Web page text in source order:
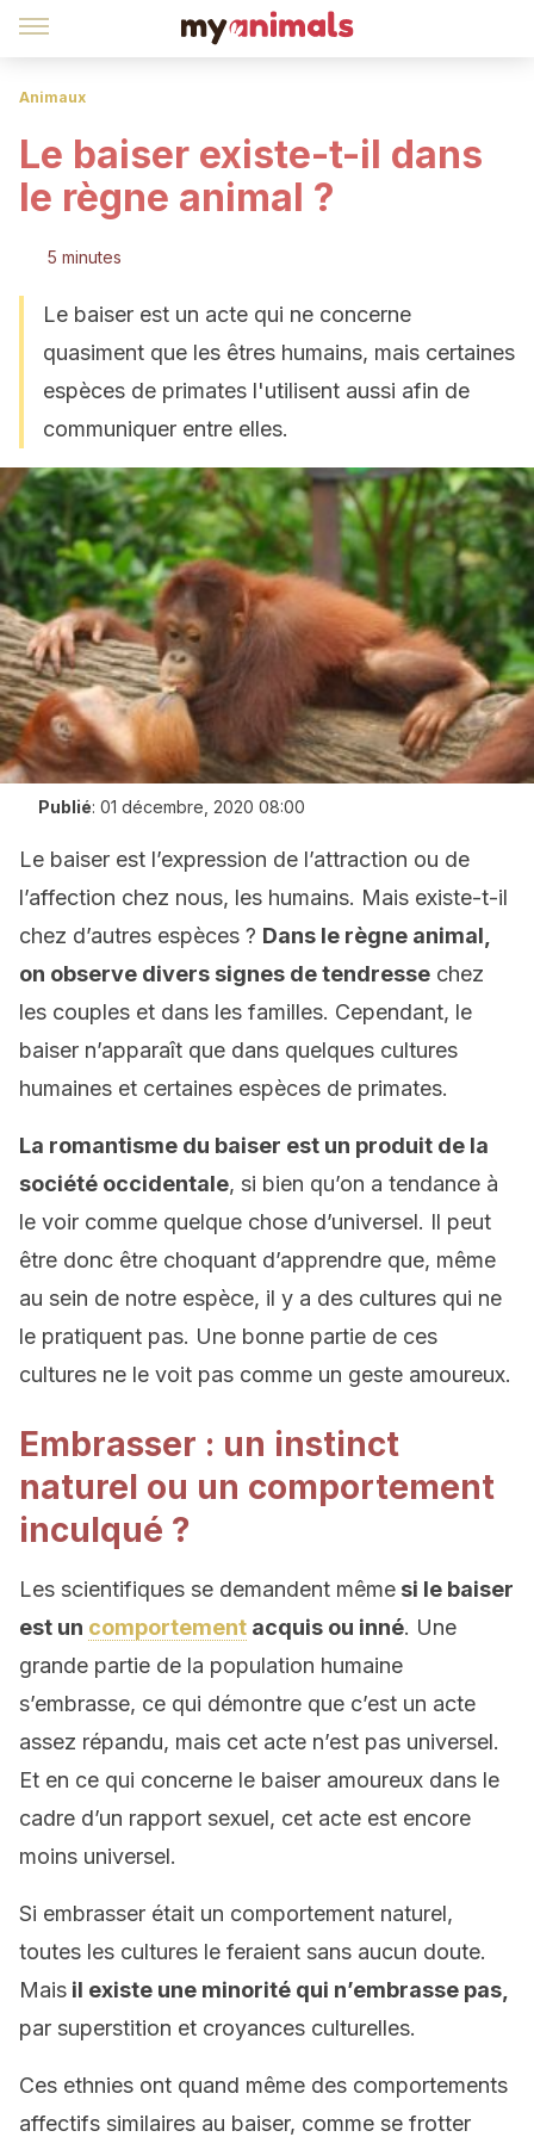
Animaux
Le baiser existe-t-il dans
le règne animal ?
5 minutes
Le baiser est un acte qui ne concerne
quasiment que les êtres humains, mais certaines
espèces de primates l'utilisent aussi afin de
communiquer entre elles.
Publié: 01 décembre, 2020 08:00
Le baiser est l’expression de l’attraction ou de
l’affection chez nous, les humains. Mais existe-t-il
chez d’autres espèces ? Dans le règne animal,
on observe divers signes de tendresse chez
les couples et dans les familles. Cependant, le
baiser n’apparaît que dans quelques cultures
humaines et certaines espèces de primates.
La romantisme du baiser est un produit de la
société occidentale, si bien qu’on a tendance à
le voir comme quelque chose d’universel. Il peut
être donc être choquant d’apprendre que, même
au sein de notre espèce, il y a des cultures qui ne
le pratiquent pas. Une bonne partie de ces
cultures ne le voit pas comme un geste amoureux.
Embrasser : un instinct
naturel ou un comportement
inculqué ?
Les scientifiques se demandent même si le baiser
est un comportement acquis ou inné. Une
grande partie de la population humaine
s’embrasse, ce qui démontre que c’est un acte
assez répandu, mais cet acte n’est pas universel.
Et en ce qui concerne le baiser amoureux dans le
cadre d’un rapport sexuel, cet acte est encore
moins universel.
Si embrasser était un comportement naturel,
toutes les cultures le feraient sans aucun doute.
Mais il existe une minorité qui n’embrasse pas,
par superstition et croyances culturelles.
Ces ethnies ont quand même des comportements
affectifs similaires au baiser, comme se frotter